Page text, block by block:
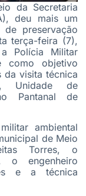
da Secretaria
deu mais um
preservação
terça-feira (7),
Polícia Militar
como objetivo
visita técnica
Unidade de
Pantanal de
ambiental
de Meio
Torres, o
o engenheiro
e a técnica